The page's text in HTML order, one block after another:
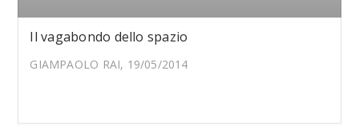
Il vagabondo dello spazio
GIAMPAOLO RAI, 19/05/2014